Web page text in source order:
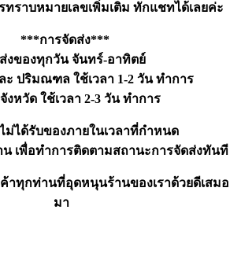
ราบหมายเลขเพิ่มเติม ทักแชทได้เลยค่ะ
***การจัดส่ง***
งของทุกวัน จันทร์-อาทิตย์
ะ ปริมณฑล ใช้เวลา 1-2 วัน ทำการ
งหวัด ใช้เวลา 2-3 วัน ทำการ
ม่ได้รับของภายในเวลาที่กำหนด
เพื่อทำการติดตามสถานะการจัดส่งทันที
ทุกท่านที่อุดหนุนร้านของเราด้วยดีเสมอ
มา